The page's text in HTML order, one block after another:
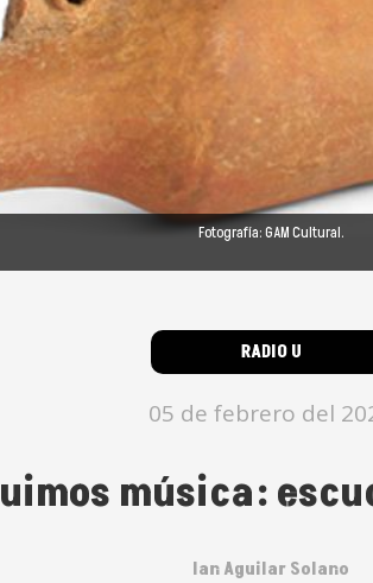
Fotografía: GAM Cultural.
RADIO U
05 de febrero del
música:
Ian Aguilar Solano